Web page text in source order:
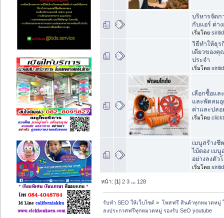
บริหารจัดก
กับแอร์ ต่า
เริ่มโดย
วิธีทำให้ธุร
เดียวของคุ
ประจำ
เริ่มโดย
เลือกซื้อแล
และพัดลมอุ
ค่าและปลอ
เริ่มโดย
เมนูสร้างชี
ไม้ดอง เม
อย่างลงตัวโ
เริ่มโดย
หน้า: [1]2 3 ... 128
รับทำ SEO ให้เว็บไซต์ » โพสฟรี สินค้าทุกหมวดหมู่
ลงประกาศฟรีทุกหมวดหมู่ รองรับ SeO youtube